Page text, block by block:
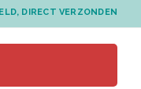
DIRECT VERZONDEN